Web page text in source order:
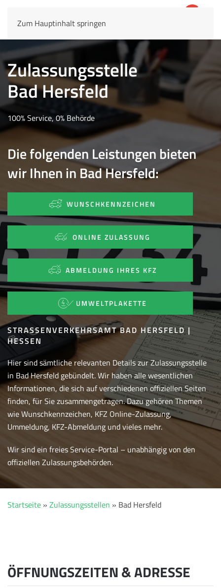
Zum Hauptinhalt springen
Zulassungsstelle
Bad Hersfeld
100% Service, 0% Behörde
Die folgenden Leistungen bieten
wir Ihnen in Bad Hersfeld:
WUNSCHKENNZEICHEN
ONLINE ZULASSUNG
ABMELDUNG IHRES KFZ
UMWELTPLAKETTE
STRASSENVERKEHRSAMT BAD HERSFELD | H
ESSEN
Hier sind sämtliche relevanten Details zur Zulassungsstelle
in Bad Hersfeld gebündelt. Wir haben alle wesentlichen
Informationen, die sich auf verschiedenen offiziellen Seiten
finden, für Sie zusammengetragen. Dazu gehören Themen
wie Wunschkennzeichen, KFZ Online-Zulassung,
Ummeldung, KFZ-Abmeldung und vieles mehr.
Wir sind ein freies Service-Portal – unabhängig von den
offiziellen Zulassungsbehörden.
Startseite » Zulassungsstellen » Bad Hersfeld
ÖFFNUNGSZEITEN & ADRESSE